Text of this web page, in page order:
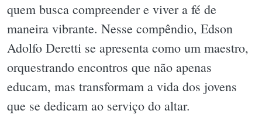
quem busca compreender e viver a fé de
maneira vibrante. Nesse compêndio, Edson
Adolfo Deretti se apresenta como um maestro,
orquestrando encontros que não apenas
educam, mas transformam a vida dos jovens
que se dedicam ao serviço do altar.